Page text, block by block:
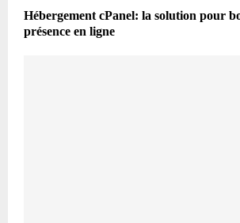
Hébergement cPanel: la solution pour
présence en ligne